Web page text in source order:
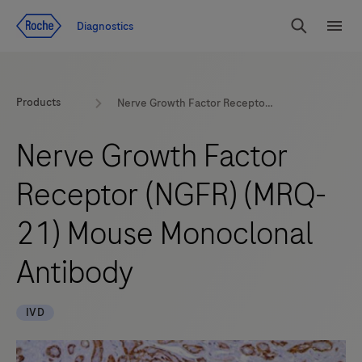
Diagnostics
Suchen
Products Nerve Growth Factor Receptor (NGFR) (MRQ-21) Mouse Monoclonal Antibody
Nerve Growth Factor
Receptor (NGFR) (MRQ-
21) Mouse Monoclonal
Antibody
IVD